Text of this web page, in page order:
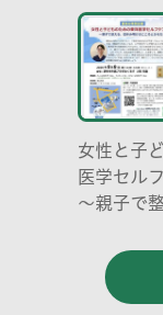
成り立ち
おける役割
女性と子
医学セル
～親子で
らだ～